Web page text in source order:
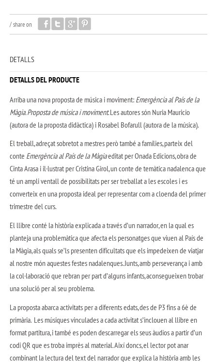
/share on
DETALLS
DETALLS DEL PRODUCTE
Arriba una nova proposta de música i moviment: Emergència al País de la
Màgia. Proposta de música i moviment. Les autores són Nuria Mauricio
(autora de la proposta didàctica) i Rosabel Bofarull (autora de la música).
El treball, adreçat sobretot a mestres però també a famílies, parteix del
conte Emergència al País de la Màgiaeditat per Onada Edicions, obra de
Cinta Arasa i il·lustrat per Cristina Girol, un conte de temàtica nadalenca que
té un ampli ventall de possibilitats per ser treballat a les escoles i es
converteix en una proposta ideal per representar com a cloenda del primer
trimestre del curs.
El llibre conté la història explicada a través d’un narrador, en la qual es
planteja una problemàtica que afecta els personatges que viuen al País de
la Màgia, als quals se’ls presenten dificultats que els impedeixen de viatjar
al nostre món aquestes festes nadalenques. Junts, amb perseverança i amb
la col·laboració que rebran per part d’alguns infants, aconsegueixen trobar
una solució per al seu problema.
La proposta abarca activitats per a diferents edats, des de P3 fins a 6è de
primària. Les músiques vinculades a cada activitat s’inclouen al llibre en
format partitura, i també es poden descarregar els seus àudios a partir d’un
codi QR que es troba imprès al material. Així doncs, el lector pot anar
combinant la lectura del text del narrador que explica la història amb les